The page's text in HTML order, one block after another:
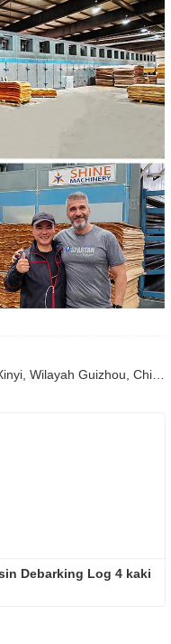
Debarking Log 4 kaki